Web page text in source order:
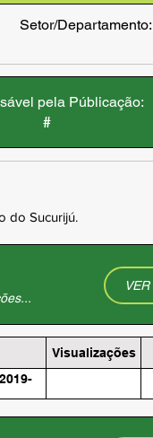
Setor/Departamento:
pela Públicação:
#
do Sucurijú.
Visualizações